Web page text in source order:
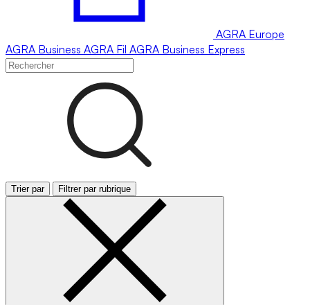
AGRA Europe
AGRA Business AGRA Fil AGRA Business Express
Trier par Filtrer par rubrique